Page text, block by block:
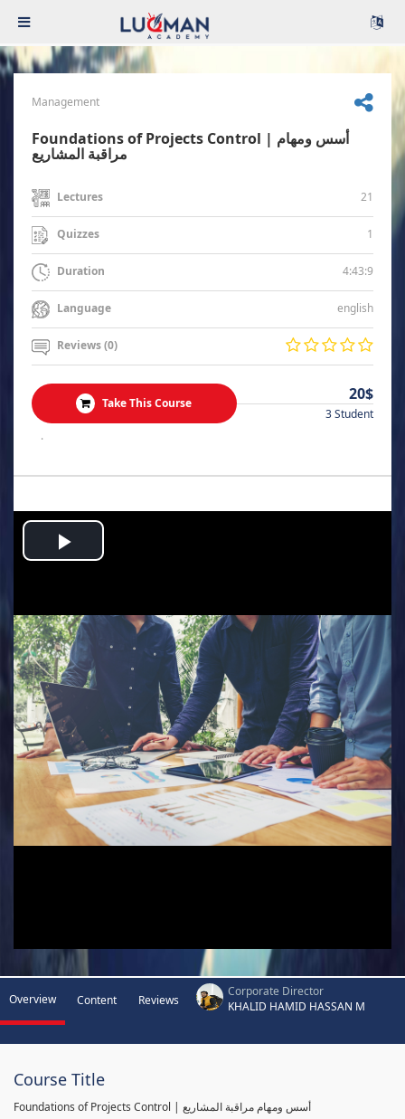
Management
Foundations of Projects Control | أسس ومهام
مراقبة المشاريع
Lectures 21
Quizzes 1
Duration 4:43:9
Language english
Reviews (0)
Take This Course 20$
3 Student
.
Play
Overview Content Reviews
Corporate Director
KHALID HAMID HASSAN M
Course Title
Foundations of Projects Control | أسس ومهام مراقبة المشاريع